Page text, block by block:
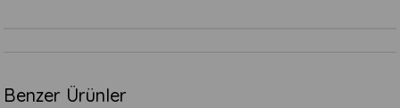
Benzer Ürünler